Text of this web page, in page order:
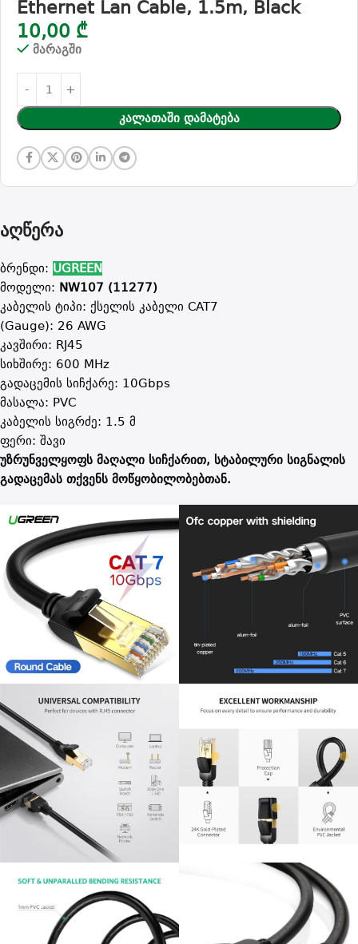
Ethernet Lan Cable, 1.5m, Black
10,00 ₾
მარაგში
Კალათაში Დამატება
აღწერა
ბრენდი: UGREEN
მოდელი: NW107 (11277)
კაბელის ტიპი: ქსელის კაბელი CAT7
(Gauge): 26 AWG
კავშირი: RJ45
სიხშირე: 600 MHz
გადაცემის სიჩქარე: 10Gbps
მასალა: PVC
კაბელის სიგრძე: 1.5 მ
ფერი: შავი
უზრუნველყოფს მაღალი სიჩქარით, სტაბილური სიგნალის
გადაცემას თქვენს მოწყობილობებთან.